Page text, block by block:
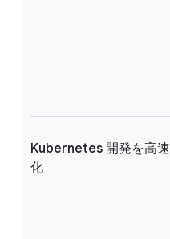
Kubernetes 開発を高速
化